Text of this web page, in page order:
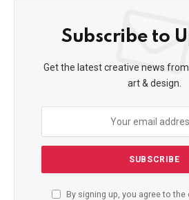
Subscribe to
Get the latest creative news
art & design.
By signing up, you agree to